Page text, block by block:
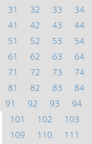
31
32 33 34
41
42 43 44
51
52 53 54
61
62 63 64
71
72 73 74
81
82 83 84
91
92 93 94
101
102 103
109
110 111